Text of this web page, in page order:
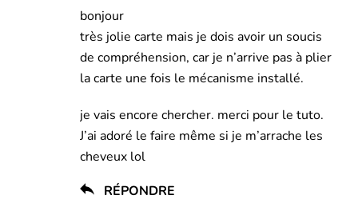
bonjour
très jolie carte mais je dois avoir un soucis
de compréhension, car je n’arrive pas à plier
la carte une fois le mécanisme installé.
je vais encore chercher. merci pour le tuto.
J’ai adoré le faire même si je m’arrache les
cheveux lol
RÉPONDRE